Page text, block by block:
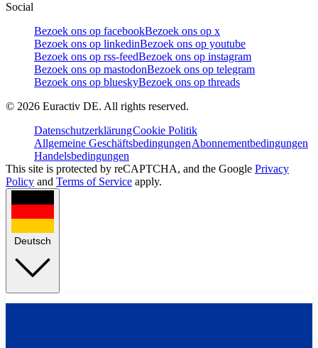
Social
Bezoek ons op facebookBezoek ons op x
Bezoek ons op linkedinBezoek ons op youtube
Bezoek ons op rss-feedBezoek ons op instagram
Bezoek ons op mastodonBezoek ons op telegram
Bezoek ons op blueskyBezoek ons op threads
© 2026 Euractiv DE. All rights reserved.
DatenschutzerklärungCookie Politik
Allgemeine GeschäftsbedingungenAbonnementbedingungen
Handelsbedingungen
This site is protected by reCAPTCHA, and the Google Privacy
Policy and Terms of Service apply.
Deutsch